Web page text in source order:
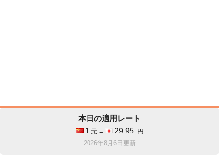
本日の適用レート
1 元 = 29.95
円
2026年8月6日更新